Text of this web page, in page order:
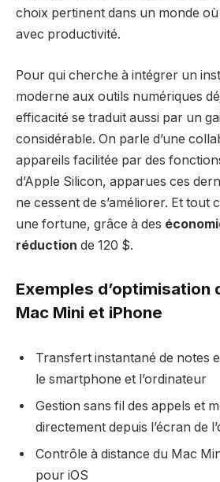
choix pertinent dans un monde
avec productivité.
Pour qui cherche à intégrer un
moderne aux outils numériques
efficacité se traduit aussi par un
considérable. On parle d’une
appareils facilitée par des
d’Apple Silicon, apparues ces
ne cessent de s’améliorer. Et tout
une fortune, grâce à des
réduction de 120 $.
Exemples d’optimisation
Mac Mini et iPhone
Transfert instantané de notes
le smartphone et l’ordinateur
Gestion sans fil des appels et
directement depuis l’écran de
Contrôle à distance du Mac
pour iOS